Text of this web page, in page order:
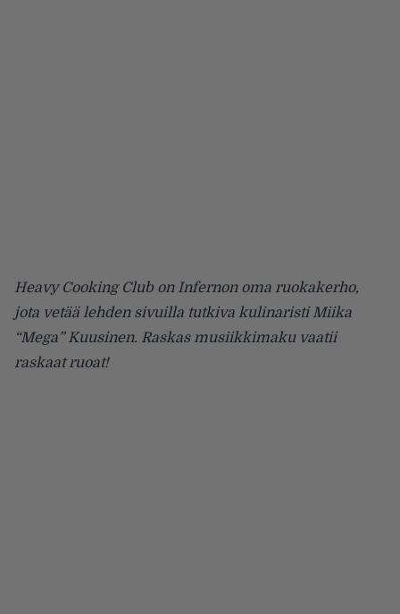
Heavy Cooking Club on Infernon oma ruokakerho,
jota vetää lehden sivuilla tutkiva kulinaristi Miika
“Mega” Kuusinen. Raskas musiikkimaku vaatii
raskaat ruoat!